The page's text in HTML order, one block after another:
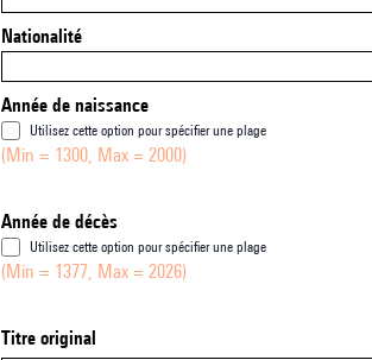
Nationalité
Année de naissance
Utilisez cette option pour spécifier une plage
(Min = 1300, Max = 2000)
Année de décès
Utilisez cette option pour spécifier une plage
(Min = 1377, Max = 2026)
Titre original